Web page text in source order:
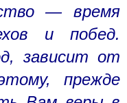
— время
и побед.
зависит от
прежде